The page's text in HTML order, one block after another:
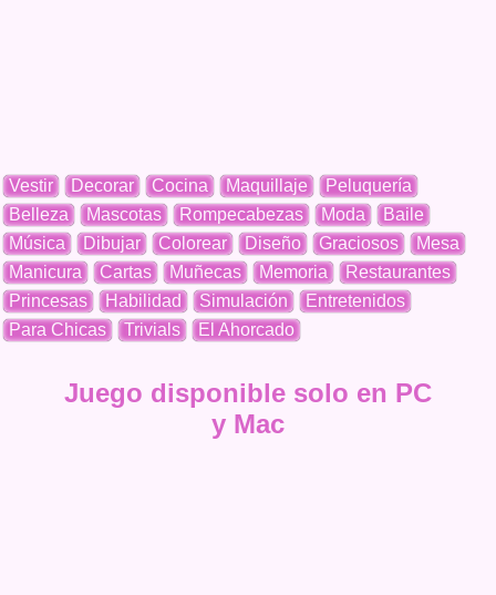
Vestir Decorar Cocina Maquillaje
Peluquería
Belleza
Mascotas Rompecabezas Moda
Baile
Música
Dibujar Colorear Diseño Graciosos
Mesa
Manicura
Cartas Muñecas Memoria
Restaurantes
Princesas
Habilidad Simulación
Entretenidos
Para Chicas
Trivials El Ahorcado
Juego disponible solo en PC
y Mac